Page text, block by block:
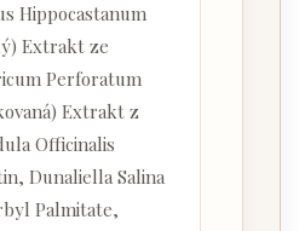
Hippocastanum
Extrakt ze
Perforatum
Extrakt z
Officinalis
Dunaliella Salina
Palmitate,